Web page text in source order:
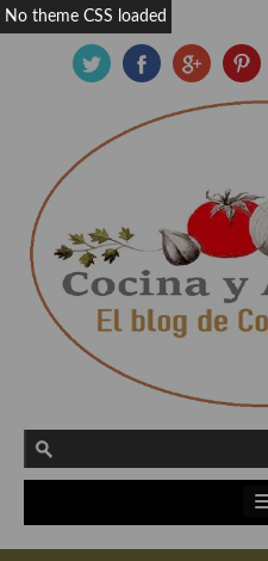
Actualidad y recomendaciones
No theme CSS loaded